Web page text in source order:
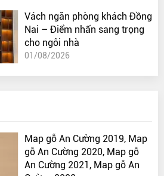
Vách ngăn phòng khách Đồng
Nai – Điểm nhấn sang trọng
cho ngôi nhà
01/08/2026
Map gỗ An Cường 2019, Map
gỗ An Cường 2020, Map gỗ
An Cường 2021, Map gỗ An